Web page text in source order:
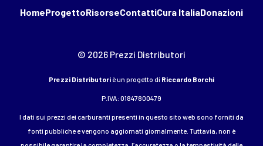
HomeProgettoRisorseContattiCura ItaliaDonazioni
© 2026 Prezzi Distributori
Prezzi Distributori è un progetto di Riccardo Borchi
P.IVA: 01847800479
I dati sui prezzi dei carburanti presenti in questo sito web sono forniti da
fonti pubbliche e vengono aggiornati giornalmente. Tuttavia, non è